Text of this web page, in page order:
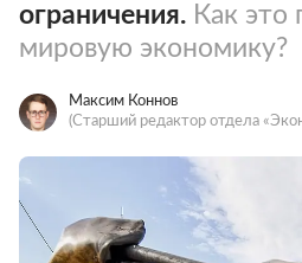
ограничения. Как это
мировую экономику?
Максим Коннов
(Старший редактор отдела